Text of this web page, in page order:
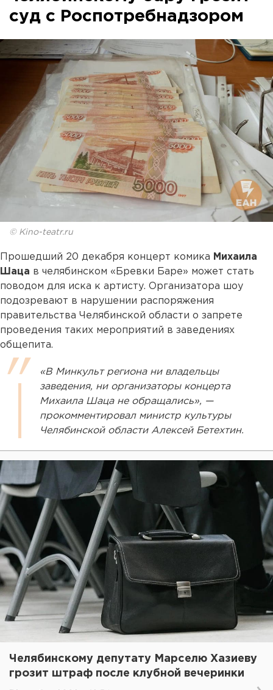
суд с Роспотребнадзором
© Kino-teatr.ru
Прошедший 20 декабря концерт комика Михаила
Шаца в челябинском «Бревки Баре» может стать
поводом для иска к артисту. Организатора шоу
подозревают в нарушении распоряжения
правительства Челябинской области о запрете
проведения таких мероприятий в заведениях
общепита.
«В Минкульт региона ни владельцы
заведения, ни организаторы концерта
Михаила Шаца не обращались», —
прокомментировал министр культуры
Челябинской области Алексей Бетехтин.
Челябинскому депутату Марселю Хазиеву
грозит штраф после клубной вечеринки